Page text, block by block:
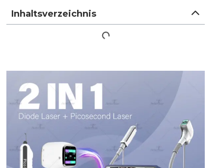
Inhaltsverzeichnis